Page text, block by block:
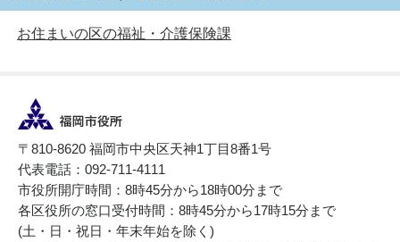
お住まいの区の福祉・介護保険課
〒810-8620 福岡市中央区天神1丁目8番1号
代表電話：092-711-4111
市役所開庁時間：8時45分から18時00分まで
各区役所の窓口受付時間：8時45分から17時15分まで
(土・日・祝日・年末年始を除く)